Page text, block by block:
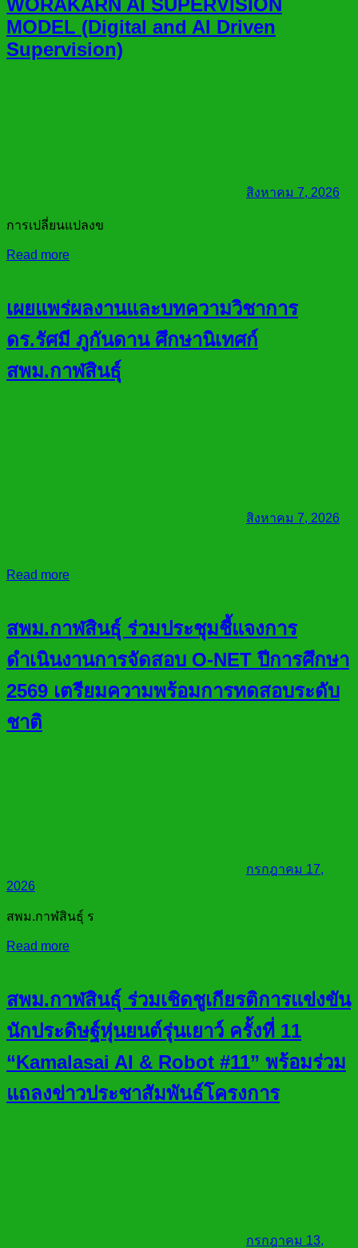
WORAKARN AI SUPERVISION
MODEL (Digital and AI Driven
Supervision)
สิงหาคม 7, 2026
การเปลี่ยนแปลงข
Read more
เผยแพร่ผลงานและบทความวิชาการ
ดร.รัศมี ภูกันดาน ศึกษานิเทศก์
สพม.กาฬสินธุ์
สิงหาคม 7, 2026
Read more
สพม.กาฬสินธุ์ ร่วมประชุมชี้แจงการ
ดำเนินงานการจัดสอบ O-NET ปีการศึกษา
2569 เตรียมความพร้อมการทดสอบระดับ
ชาติ
กรกฎาคม 17,
2026
สพม.กาฬสินธุ์ ร
Read more
สพม.กาฬสินธุ์ ร่วมเชิดชูเกียรติการแข่งขัน
นักประดิษฐ์หุ่นยนต์รุ่นเยาว์ ครั้งที่ 11
“Kamalasai AI & Robot #11” พร้อมร่วม
แถลงข่าวประชาสัมพันธ์โครงการ
กรกฎาคม 13,